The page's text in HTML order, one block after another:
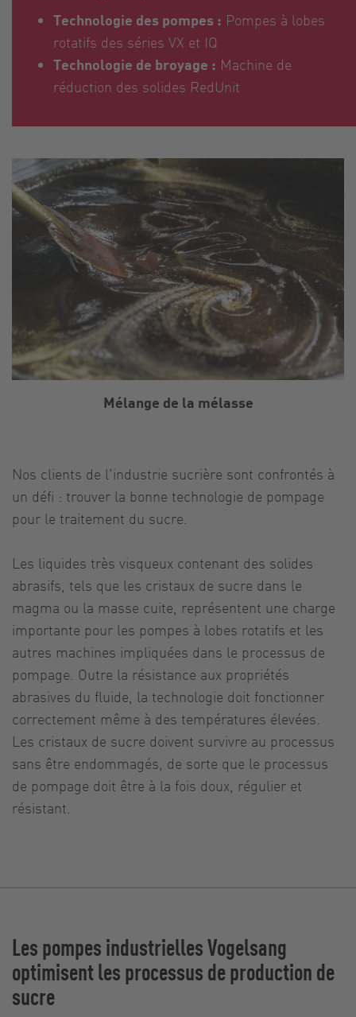
Technologie des pompes : Pompes à lobes
rotatifs des séries VX et IQ
Technologie de broyage : Machine de
réduction des solides RedUnit
Nos clients de l'industrie sucrière sont confrontés à
un défi : trouver la bonne technologie de pompage
pour le traitement du sucre.
Les liquides très visqueux contenant des solides
abrasifs, tels que les cristaux de sucre dans le
magma ou la masse cuite, représentent une charge
importante pour les pompes à lobes rotatifs et les
autres machines impliquées dans le processus de
pompage. Outre la résistance aux propriétés
abrasives du fluide, la technologie doit fonctionner
correctement même à des températures élevées.
Les cristaux de sucre doivent survivre au processus
sans être endommagés, de sorte que le processus
de pompage doit être à la fois doux, régulier et
résistant.
Mélange de la mélasse
Les pompes industrielles Vogelsang
optimisent les processus de production de
sucre